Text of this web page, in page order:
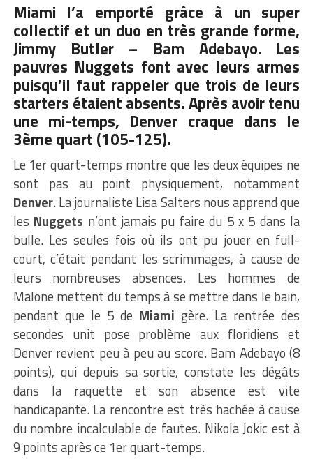
Miami l’a emporté grâce à un super
collectif et un duo en très grande forme,
Jimmy Butler – Bam Adebayo. Les
pauvres Nuggets font avec leurs armes
puisqu’il faut rappeler que trois de leurs
starters étaient absents. Après avoir tenu
une mi-temps, Denver craque dans le
3ème quart (105-125).
Le 1er quart-temps montre que les deux équipes ne
sont pas au point physiquement, notamment
Denver. La journaliste Lisa Salters nous apprend que
les Nuggets n’ont jamais pu faire du 5 x 5 dans la
bulle. Les seules fois où ils ont pu jouer en full-
court, c’était pendant les scrimmages, à cause de
leurs nombreuses absences. Les hommes de
Malone mettent du temps à se mettre dans le bain,
pendant que le 5 de Miami gère. La rentrée des
secondes unit pose problème aux floridiens et
Denver revient peu à peu au score. Bam Adebayo (8
points), qui depuis sa sortie, constate les dégâts
dans la raquette et son absence est vite
handicapante. La rencontre est très hachée à cause
du nombre incalculable de fautes. Nikola Jokic est à
9 points après ce 1er quart-temps.